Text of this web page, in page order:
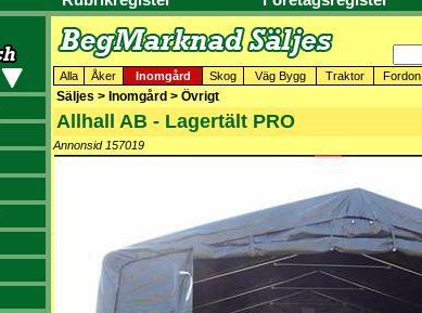
Alla Åker Inomgård Skog Väg Bygg Traktor Fordon
Säljes > Inomgård > Övrigt
Allhall AB - Lagertält PRO
Annonsid 157019